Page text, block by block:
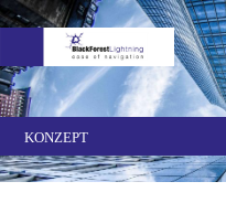
KONZEPT